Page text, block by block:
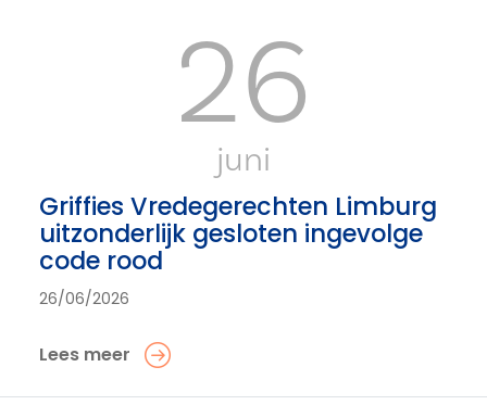
26
juni
Griffies Vredegerechten Limburg
uitzonderlijk gesloten ingevolge
code rood
26/06/2026
Lees meer